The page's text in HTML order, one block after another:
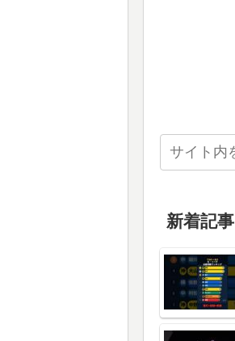
新着記事